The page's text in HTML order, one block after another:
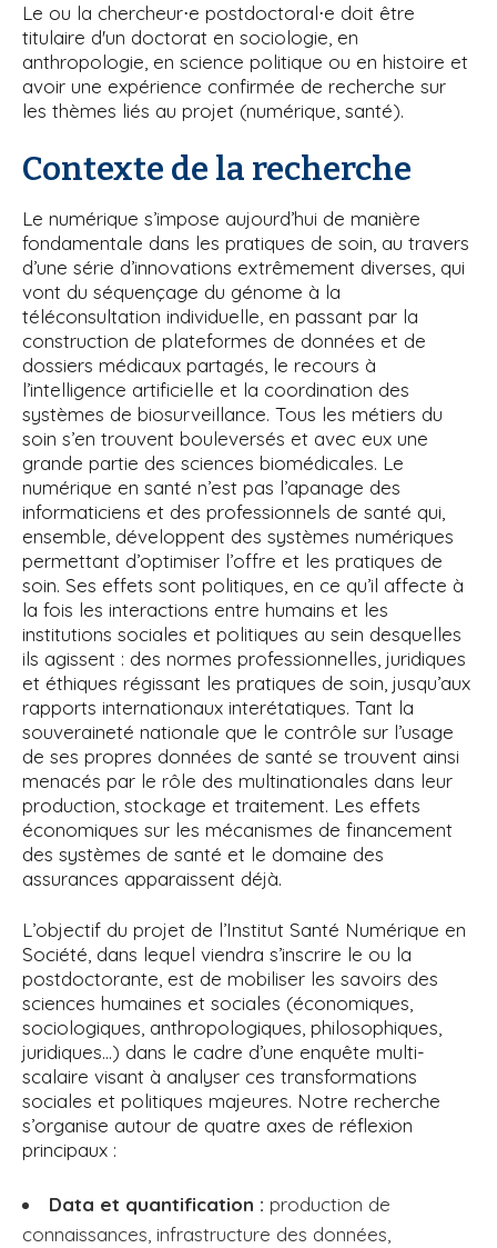
Le ou la chercheur⋅e postdoctoral⋅e doit être
titulaire d'un doctorat en sociologie, en
anthropologie, en science politique ou en histoire et
avoir une expérience confirmée de recherche sur
les thèmes liés au projet (numérique, santé).
Contexte de la recherche
Le numérique s’impose aujourd’hui de manière
fondamentale dans les pratiques de soin, au travers
d’une série d’innovations extrêmement diverses, qui
vont du séquençage du génome à la
téléconsultation individuelle, en passant par la
construction de plateformes de données et de
dossiers médicaux partagés, le recours à
l’intelligence artificielle et la coordination des
systèmes de biosurveillance. Tous les métiers du
soin s’en trouvent bouleversés et avec eux une
grande partie des sciences biomédicales. Le
numérique en santé n’est pas l’apanage des
informaticiens et des professionnels de santé qui,
ensemble, développent des systèmes numériques
permettant d’optimiser l’offre et les pratiques de
soin. Ses effets sont politiques, en ce qu’il affecte à
la fois les interactions entre humains et les
institutions sociales et politiques au sein desquelles
ils agissent : des normes professionnelles, juridiques
et éthiques régissant les pratiques de soin, jusqu’aux
rapports internationaux interétatiques. Tant la
souveraineté nationale que le contrôle sur l’usage
de ses propres données de santé se trouvent ainsi
menacés par le rôle des multinationales dans leur
production, stockage et traitement. Les effets
économiques sur les mécanismes de financement
des systèmes de santé et le domaine des
assurances apparaissent déjà.
L’objectif du projet de l’Institut Santé Numérique en
Société, dans lequel viendra s’inscrire le ou la
postdoctorante, est de mobiliser les savoirs des
sciences humaines et sociales (économiques,
sociologiques, anthropologiques, philosophiques,
juridiques…) dans le cadre d’une enquête multi-
scalaire visant à analyser ces transformations
sociales et politiques majeures. Notre recherche
s’organise autour de quatre axes de réflexion
principaux :
Data et quantification : production de
connaissances, infrastructure des données,